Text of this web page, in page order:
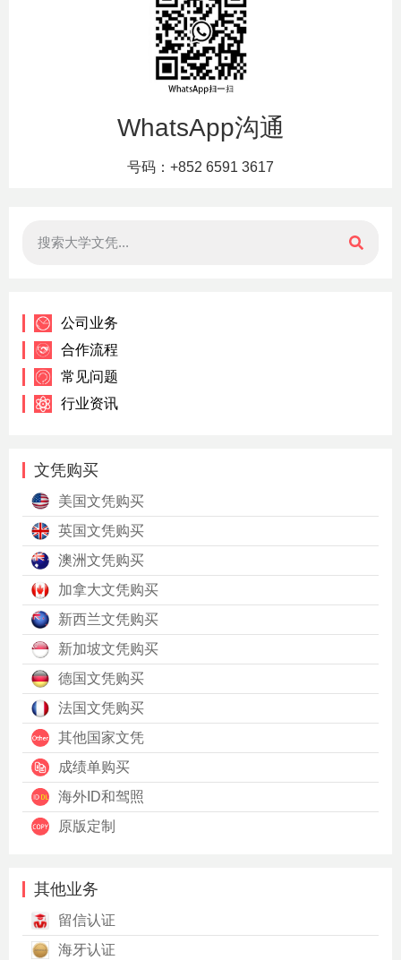
WhatsApp沟通
号码：+852 6591 3617
公司业务
合作流程
常见问题
行业资讯
文凭购买
美国文凭购买
英国文凭购买
澳洲文凭购买
加拿大文凭购买
新西兰文凭购买
新加坡文凭购买
德国文凭购买
法国文凭购买
其他国家文凭
成绩单购买
海外ID和驾照
原版定制
其他业务
留信认证
海牙认证